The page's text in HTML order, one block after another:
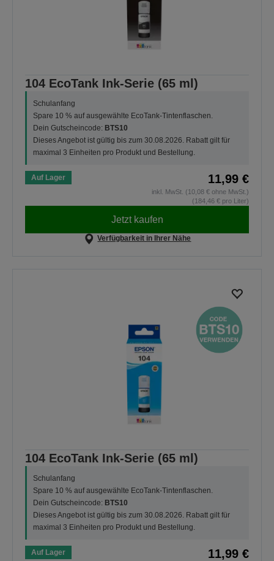
104 EcoTank Ink-Serie (65 ml)
Schulanfang
Spare 10 % auf ausgewählte EcoTank-Tintenflaschen.
Dein Gutscheincode: BTS10
Dieses Angebot ist gültig bis zum 30.08.2026. Rabatt gilt für
maximal 3 Einheiten pro Produkt und Bestellung.
Auf Lager 11,99 €
inkl. MwSt. (10,08 € ohne MwSt.)
(184,46 € pro Liter)
Jetzt kaufen
Verfügbarkeit in Ihrer Nähe
104 EcoTank Ink-Serie (65 ml)
Schulanfang
Spare 10 % auf ausgewählte EcoTank-Tintenflaschen.
Dein Gutscheincode: BTS10
Dieses Angebot ist gültig bis zum 30.08.2026. Rabatt gilt für
maximal 3 Einheiten pro Produkt und Bestellung.
Auf Lager 11,99 €